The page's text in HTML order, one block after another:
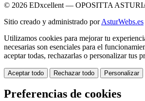
© 2026 EDxcellent — OPOSITTA
Sitio creado y administrado porAsturWebs.es
Utilizamos cookies para mejorar tu
necesarias son esenciales para el
aceptar todas, rechazarlas o personalizar tus
Aceptar todo Rechazar todo Personalizar
Preferencias de cookies